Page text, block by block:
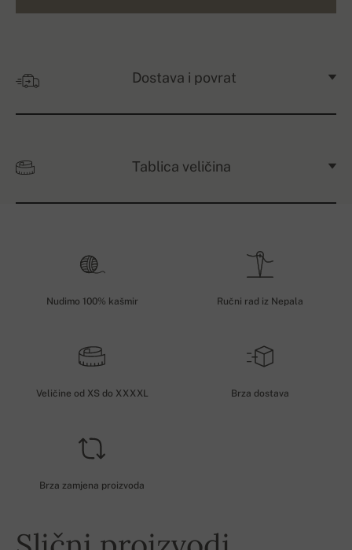
Dostava i povrat
Tablica veličina
Nudimo 100% kašmir Ručni rad iz Nepala
Veličine od XS do XXXXL Brza dostava
Brza zamjena proizvoda